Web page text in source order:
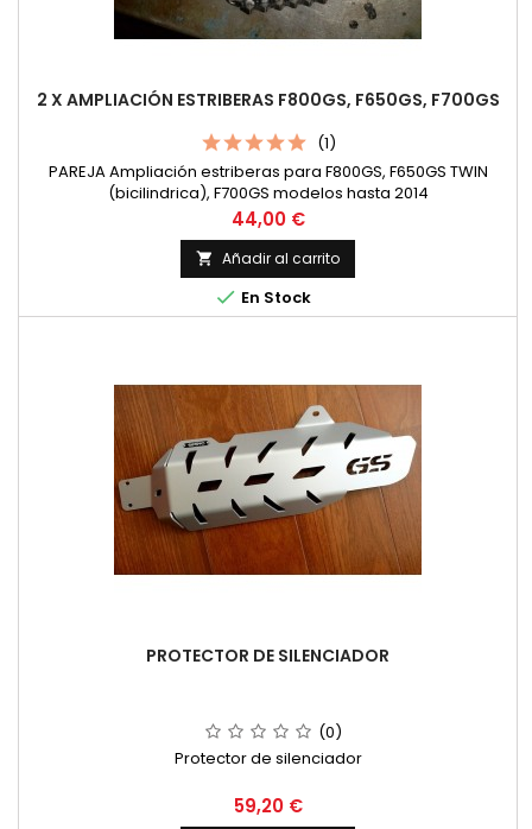
2 X AMPLIACIÓN ESTRIBERAS F800GS, F650GS, F700GS
(1)
PAREJA Ampliación estriberas para F800GS, F650GS TWIN
(bicilindrica), F700GS modelos hasta 2014
Precio
44,00 €
 Añadir al carrito
 En Stock
PROTECTOR DE SILENCIADOR
(0)
Protector de silenciador
Precio
59,20 €